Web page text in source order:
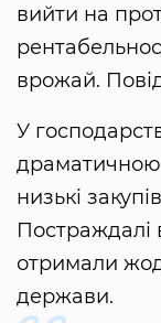
вийти на
врожай.
У
драматичною
низькі
Постраждалі
отримали
держави.